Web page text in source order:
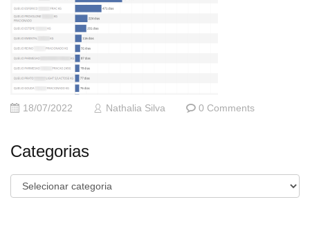
18/07/2022 Nathalia Silva 0 Comments
Categorias
Categorias